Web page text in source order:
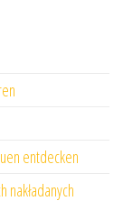
entdecken